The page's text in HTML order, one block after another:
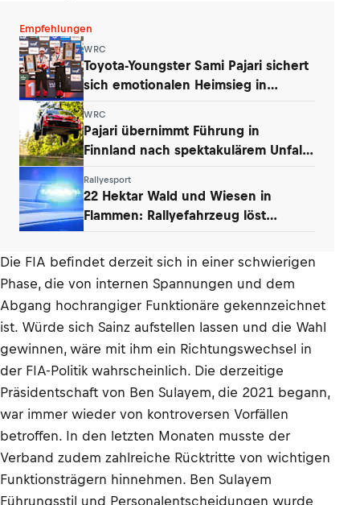
Empfehlungen
WRC
Toyota-Youngster Sami Pajari sichert
sich emotionalen Heimsieg in
WRC
Pajari übernimmt Führung in
Finnland nach spektakulärem Unfall
Rallyesport
22 Hektar Wald und Wiesen in
Flammen: Rallyefahrzeug löst
Die FIA befindet derzeit sich in einer schwierigen
Phase, die von internen Spannungen und dem
Abgang hochrangiger Funktionäre gekennzeichnet
ist. Würde sich Sainz aufstellen lassen und die Wahl
gewinnen, wäre mit ihm ein Richtungswechsel in
der FIA-Politik wahrscheinlich. Die derzeitige
Präsidentschaft von Ben Sulayem, die 2021 begann,
war immer wieder von kontroversen Vorfällen
betroffen. In den letzten Monaten musste der
Verband zudem zahlreiche Rücktritte von wichtigen
Funktionsträgern hinnehmen. Ben Sulayem
Führungsstil und Personalentscheidungen wurde